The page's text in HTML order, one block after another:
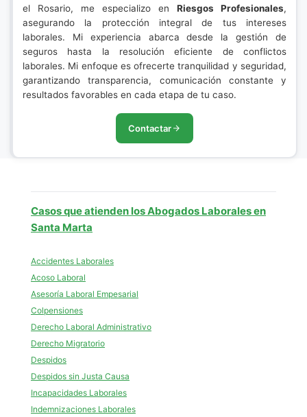
el Rosario, me especializo en Riesgos Profesionales,
asegurando la protección integral de tus intereses
laborales. Mi experiencia abarca desde la gestión de
seguros hasta la resolución eficiente de conflictos
laborales. Mi enfoque es ofrecerte tranquilidad y seguridad,
garantizando transparencia, comunicación constante y
resultados favorables en cada etapa de tu caso.
Contactar
Casos que atienden los Abogados Laborales en
Santa Marta
Accidentes Laborales
Acoso Laboral
Asesoría Laboral Empesarial
Colpensiones
Derecho Laboral Administrativo
Derecho Migratorio
Despidos
Despidos sin Justa Causa
Incapacidades Laborales
Indemnizaciones Laborales